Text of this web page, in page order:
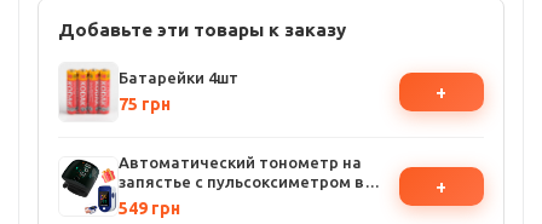
Добавьте эти товары к заказу
Батарейки 4шт
75 грн
+
Автоматический тонометр на
запястье с пульсоксиметром в
подарок
549 грн
+